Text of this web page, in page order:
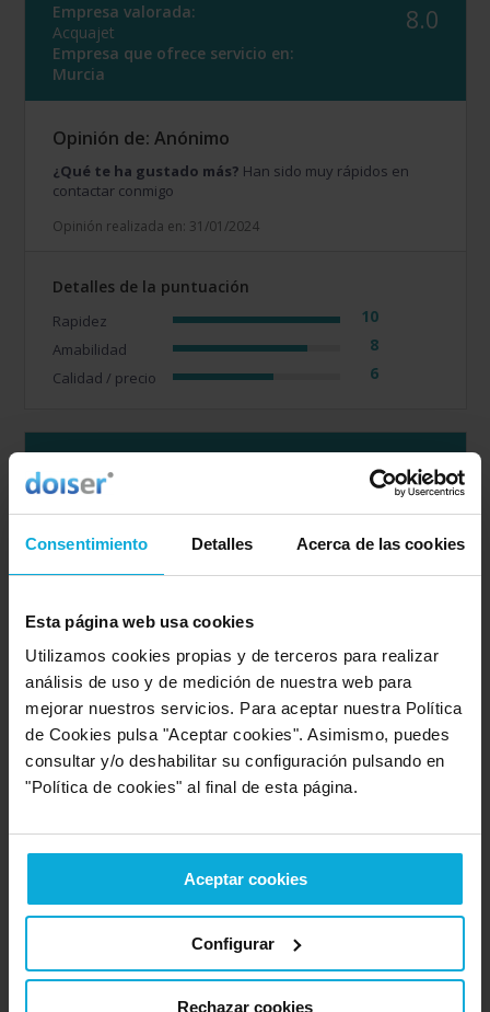
Consentimiento Detalles Acerca de las cookies
Esta página web usa cookies
Utilizamos cookies propias y de terceros para realizar
análisis de uso y de medición de nuestra web para
mejorar nuestros servicios. Para aceptar nuestra Política
de Cookies pulsa "Aceptar cookies". Asimismo, puedes
consultar y/o deshabilitar su configuración pulsando en
"Política de cookies" al final de esta página.
Aceptar cookies
Configurar
Rechazar cookies
Empresa valorada:
Acquajet
Empresa que ofrece servicio en:
Murcia
8.0
Opinión de: Anónimo
¿Qué te ha gustado más? Han sido muy rápidos en
contactar conmigo
Opinión realizada en: 31/01/2024
Detalles de la puntuación
Rapidez 10
Amabilidad 8
Calidad / precio 6
Acquajet
5.0
¿Qué te ha gustado más?No lo sé todavía no se han
Opinión realizada en: 11/08/2023
Detalles de la puntuación
Rapidez 2
Amabilidad
Servicio 8
Empresa valorada:
Empresa que ofrece servicio en: